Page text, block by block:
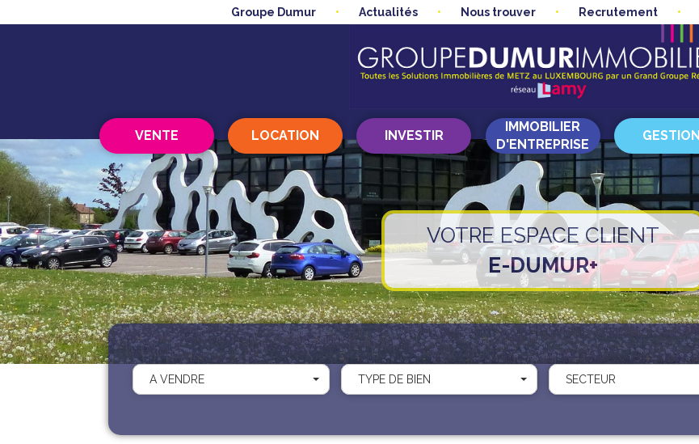
Groupe Dumur Actualités Nous trouver Recrutement
VENTE LOCATION INVESTIR
IMMOBILIER
D'ENTREPRISE
GESTION
VOTRE ESPACE CLIENT
E-DUMUR+
A VENDRE TYPE DE BIEN SECTEUR